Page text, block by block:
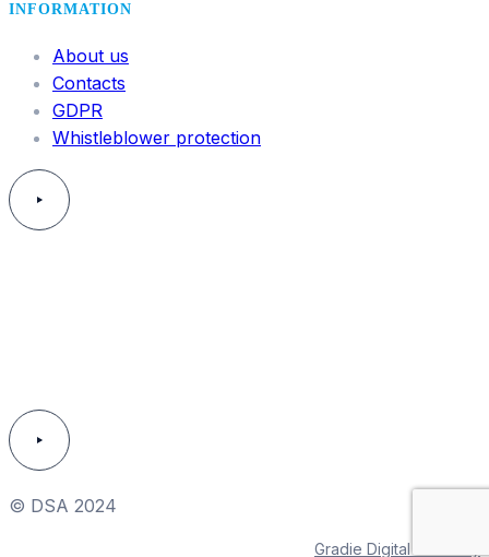
INFORMATION
About us
Contacts
GDPR
Whistleblower protection
© DSA 2024
Gradie Digital & Viktory